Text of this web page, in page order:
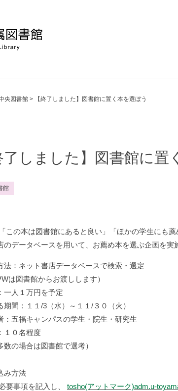
央図書館 > 【終了しました】図書館に置く本を選ぼう
了しました】図書館に置
館
この本は図書館にあると良い」「ほかの学生にも
のデータベースを用いて、お薦め本を選ぶ企画を実
：ネット書店データベースで検索・選定
は図書館からお渡しします）
人１万円を予定
間：１１/3（水）～１１/３０（火）
五福キャンパスの学生・院生・研究生
１０名程度
数の場合は図書館で選考）
み方法
要事項を記入し、 tosho(アットマーク)adm.u-